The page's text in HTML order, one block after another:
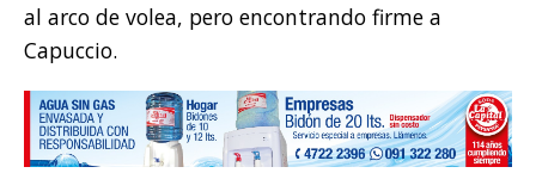
al arco de volea, pero encontrando firme a
Capuccio.